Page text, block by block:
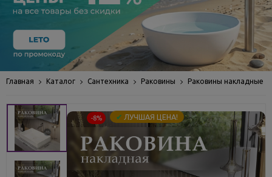
Главная Каталог Сантехника Раковины Раковины накладные
-8% ✔ ЛУЧШАЯ ЦЕНА!